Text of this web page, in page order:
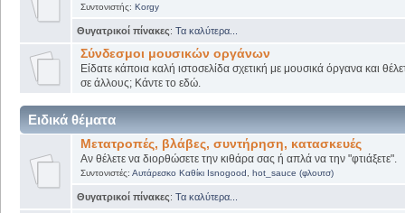
Συντονιστής: Korgy
Θυγατρικοί πίνακες: Τα καλύτερα...
Σύνδεσμοι μουσικών οργάνων
Είδατε κάποια καλή ιστοσελίδα σχετική με μουσικά όργανα και
σε άλλους; Κάντε το εδώ.
Ειδικά θέματα
Μετατροπές, βλάβες, συντήρηση, κατασκευές
Αν θέλετε να διορθώσετε την κιθάρα σας ή απλά να την "φτιάξετε".
Συντονιστές: Αυτάρεσκο Καθίκι Isnogood hot_sauce (φλουτσ)
Θυγατρικοί πίνακες: Τα καλύτερα...